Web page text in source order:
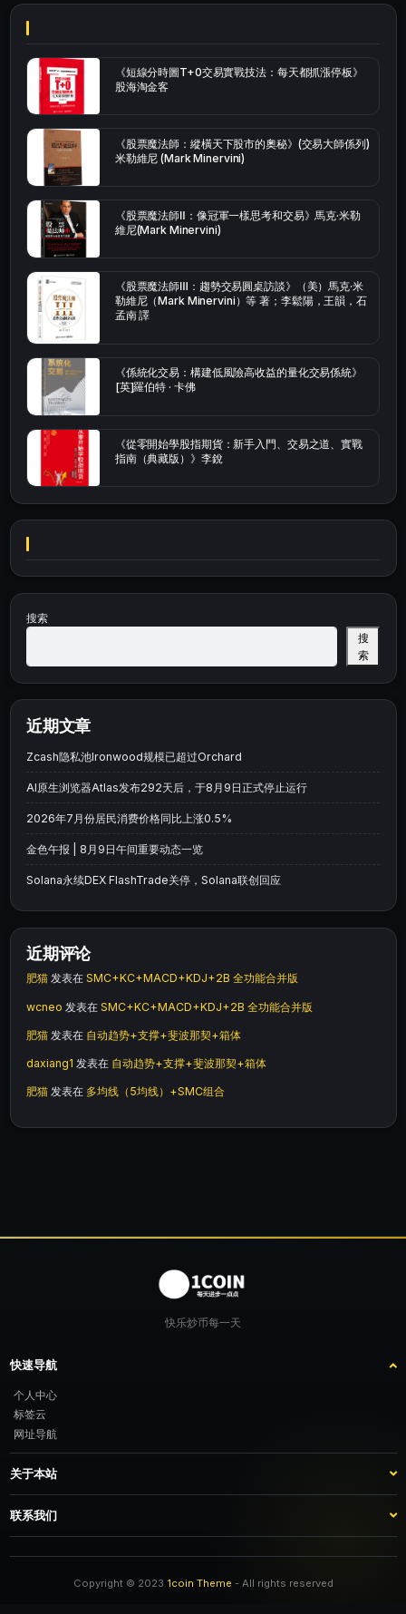
《短線分時圖T+0交易實戰技法：每天都抓漲停板》
股海淘金客
《股票魔法師：縱橫天下股市的奧秘》(交易大師係列)
米勒維尼 (Mark Minervini)
《股票魔法師Ⅱ：像冠軍一樣思考和交易》馬克·米勒
維尼(Mark Minervini)
《股票魔法師Ⅲ：趨勢交易圓桌訪談》（美）馬克·米
勒維尼（Mark Minervini）等 著；李鬆陽，王韻，石
孟南 譯
《係統化交易：構建低風險高收益的量化交易係統》
[英]羅伯特 · 卡佛
《從零開始學股指期貨：新手入門、交易之道、實戰
指南（典藏版）》李銳
搜索
搜
索
近期文章
Zcash隐私池Ironwood规模已超过Orchard
AI原生浏览器Atlas发布292天后，于8月9日正式停止运行
2026年7月份居民消费价格同比上涨0.5%
金色午报 | 8月9日午间重要动态一览
Solana永续DEX FlashTrade关停，Solana联创回应
近期评论
肥猫 发表在 SMC+KC+MACD+KDJ+2B 全功能合并版
wcneo 发表在 SMC+KC+MACD+KDJ+2B 全功能合并版
肥猫 发表在 自动趋势+支撑+斐波那契+箱体
daxiang1 发表在 自动趋势+支撑+斐波那契+箱体
肥猫 发表在 多均线（5均线）+SMC组合
快乐炒币每一天
快速导航
个人中心
标签云
网址导航
关于本站
站点介绍
客服咨询
推广计划
联系我们
TG：@feimao2024 QQ：3261605442 微信：moto001com 新浪微博：三
Copyright © 2023 1coin Theme - All rights reserved